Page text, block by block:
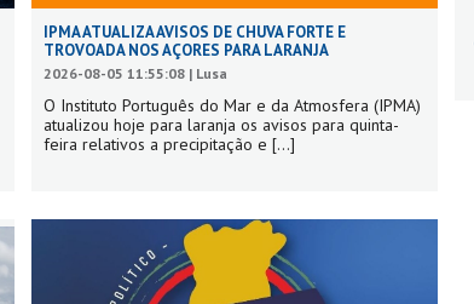
IPMA ATUALIZA AVISOS DE CHUVA FORTE E
TROVOADA NOS AÇORES PARA LARANJA
2026-08-05 11:55:08 | Lusa
O Instituto Português do Mar e da Atmosfera (IPMA)
atualizou hoje para laranja os avisos para quinta-
feira relativos a precipitação e [...]